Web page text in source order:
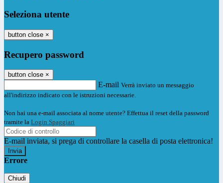
Seleziona utente
button close ×
Recupero password
button close ×
E-mail Verrà inviato un messaggio
all'indirizzo indicato con le istruzioni necessarie.
Non hai una e-mail associata al nome utente? Effettua il reset della password
tramite la Login Spaggiari
E-mail inviata, si prega di controllare la casella di posta elettronica!
Errore
Chiudi